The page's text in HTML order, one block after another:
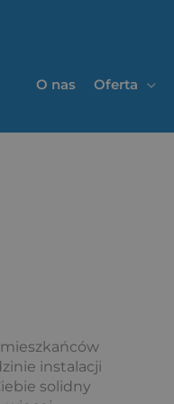
O nas Oferta
instalacji
solidny